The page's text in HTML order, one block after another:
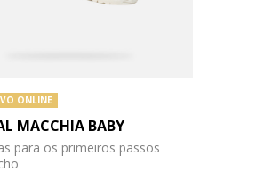
ONLINE
MACCHIA BABY
para os primeiros passos